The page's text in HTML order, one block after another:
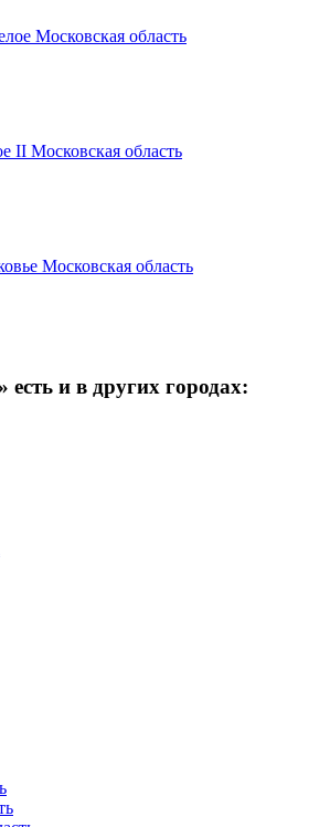
есть и в других городах: